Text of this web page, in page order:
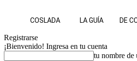
COSLADA LA GUÍA DE
Registrarse
¡Bienvenido! Ingresa en tu cuenta
tu nombre de